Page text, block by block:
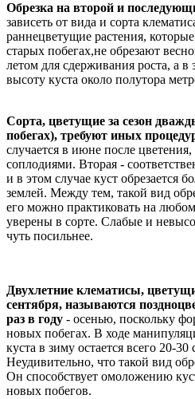
Обрезка на второй и
зависеть от вида и сорта
раннецветущие растения,
старых побегах,не обрезают
летом для сдерживания роста, а
высоту куста около полутора
Сорта, цветущие за сезон
побегах), требуют иных
случается в июне после
соплодиями. Вторая -
и в этом случае куст обрезается
землей. Между тем, такой вид
его можно практиковать на
уверены в сорте. Слабые и
чуть посильнее.
Двухлетние клематисы,
сентября, называются
раз в году - осенью, поскольку
новых побегах. В ходе
куста в зиму остается всего 20-
Неудивительно, что такой вид
Он способствует омоложению
новых побегов.